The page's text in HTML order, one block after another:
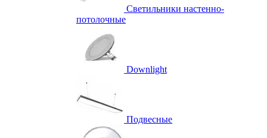
Светильники настенно-
потолочные
Downlight
Подвесные